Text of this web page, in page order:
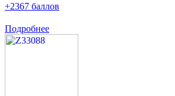
+2367 баллов
Подробнее